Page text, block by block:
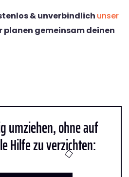
& unverbindlich unser
planen gemeinsam deinen
umziehen, ohne auf
Hilfe zu verzichten: